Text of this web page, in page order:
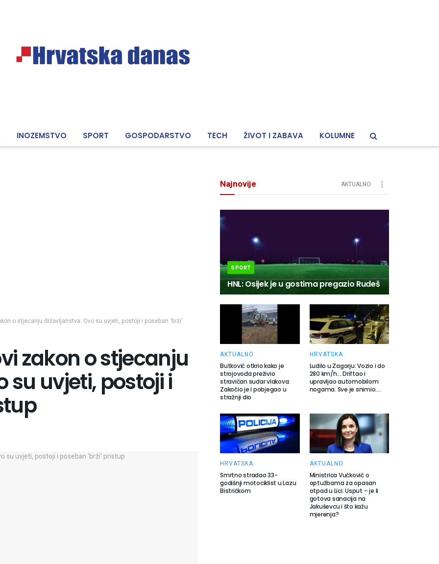
INOZEMSTVO SPORT GOSPODARSTVO TECH ŽIVOT I ZABAVA KOLUMNE
o stjecanju državljanstva: Ovo su uvjeti, postoji i poseban ‘brži‘
zakon o stjecanju
su uvjeti, postoji i
Najnovije AKTUALNO
SPORT
HNL: Osijek je u gostima pregazio Rudeš
AKTUALNO
Butković otkrio kako je
strojovođa preživio
stravičan sudar vlakova:
Zakočio je i pobjegao u
stražnji dio
HRVATSKA
Ludilo u Zagorju: Vozio i do
280 km/h… Driftao i
upravljao automobilom
nogama. Sve je snimio….
HRVATSKA
Smrtno stradao 33-
godišnji motociklist u Lazu
Bistričkom
AKTUALNO
Ministrica Vučković o
optužbama za opasan
otpad u Lici: Usput – je li
gotova sanacija na
Jakuševcu i što kažu
mjerenja?